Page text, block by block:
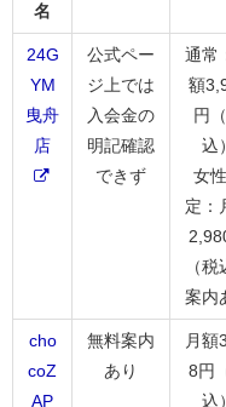
名
24G
YM
曳舟
店
公式ペー
ジ上では
入会金の
明記確認
できず
通常
額
円
込）
女
定：
（税
案内
cho
coZ
AP
無料案内
あり
月額
8円
込）